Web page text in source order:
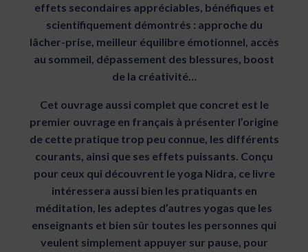
effets secondaires appréciables, bénéfiques et
scientifiquement démontrés : approche du
lâcher-prise, meilleur équilibre émotionnel, accès
au sommeil, dépassement des blessures, boost
de la créativité…
Cet ouvrage aussi complet que concret est le
premier ouvrage en français à présenter l’origine
de cette pratique trop peu connue, les différents
courants, ainsi que ses effets puissants. Conçu
pour ceux qui découvrent le yoga Nidra, ce livre
intéressera aussi bien les pratiquants en
méditation, les adeptes d’autres yogas que les
enseignants et bien sûr toutes les personnes qui
veulent simplement appuyer sur pause, pour